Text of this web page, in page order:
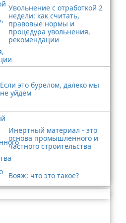
Увольнение с отработкой 2
недели: как считать,
правовые нормы и
процедура увольнения,
рекомендации
Если это бурелом, далеко мы
не уйдем
Инертный материал - это
основа промышленного и
частного строительства
Вояж: что это такое?